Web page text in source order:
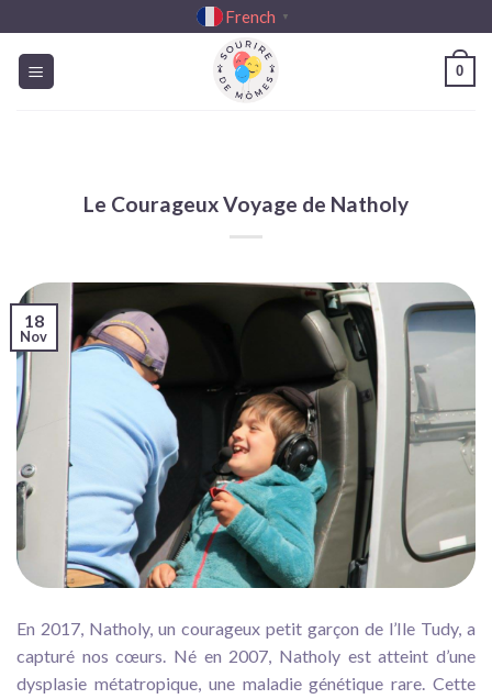
au
contenu
French ▼
0
Le Courageux Voyage de Natholy
18
Nov
En 2017, Natholy, un courageux petit garçon de l’Ile Tudy, a
capturé nos cœurs. Né en 2007, Natholy est atteint d’une
dysplasie métatropique, une maladie génétique rare. Cette